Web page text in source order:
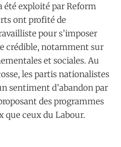
été exploité par Reform
ont profité de
pour s’imposer
crédible, notamment sur
et sociales. Au
les partis nationalistes
sentiment d’abandon par
des programmes
que ceux du Labour.